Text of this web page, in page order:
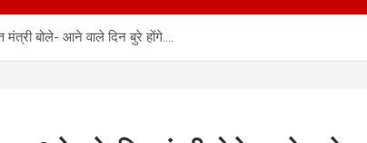
मंत्री बोले- आने वाले दिन बुरे होंगे….